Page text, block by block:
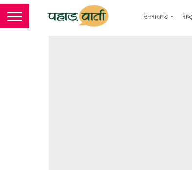
उत्तराखण्ड